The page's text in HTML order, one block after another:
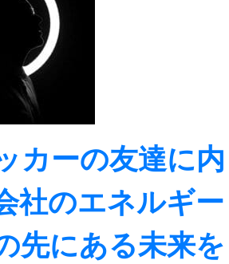
カーの友達に内
社のエネルギー
先にある未来を